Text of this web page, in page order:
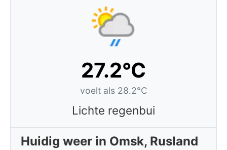
27.2°C
voelt als 28.2°C
Lichte regenbui
Huidig weer in Omsk, Rusland